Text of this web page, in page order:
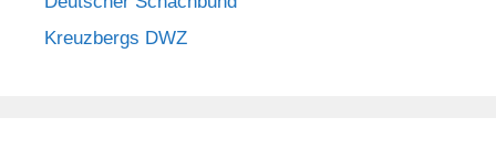
Kreuzbergs DWZ